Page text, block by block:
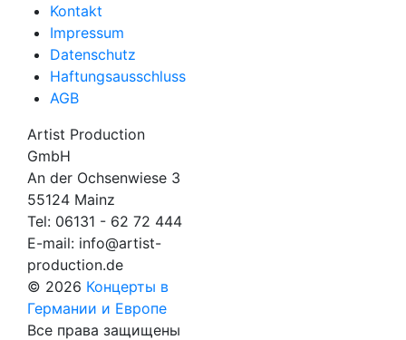
Kontakt
Impressum
Datenschutz
Haftungsausschluss
AGB
Artist Production
GmbH
An der Ochsenwiese 3
55124 Mainz
Tel: 06131 - 62 72 444
E-mail: info@artist-
production.de
© 2026 Концерты в
Германии и Европе
Все права защищены